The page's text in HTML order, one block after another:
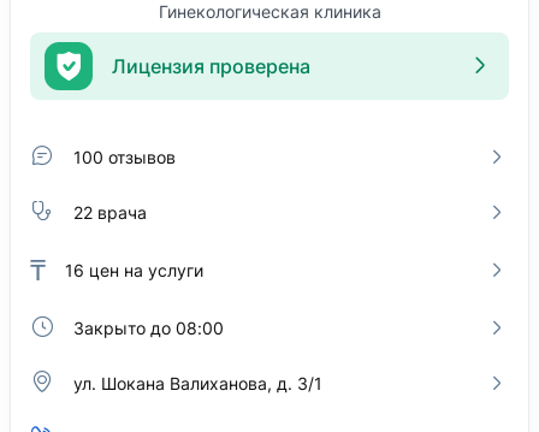
Гинекологическая клиника
Лицензия проверена
100 отзывов
22 врача
₸ 16 цен на услуги
Закрыто до 08:00
ул. Шокана Валиханова, д. 3/1